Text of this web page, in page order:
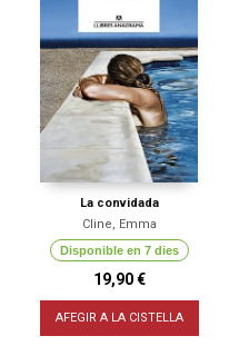
La convidada
Cline, Emma
Disponible en 7 dies
19,90 €
AFEGIR A LA CISTELLA